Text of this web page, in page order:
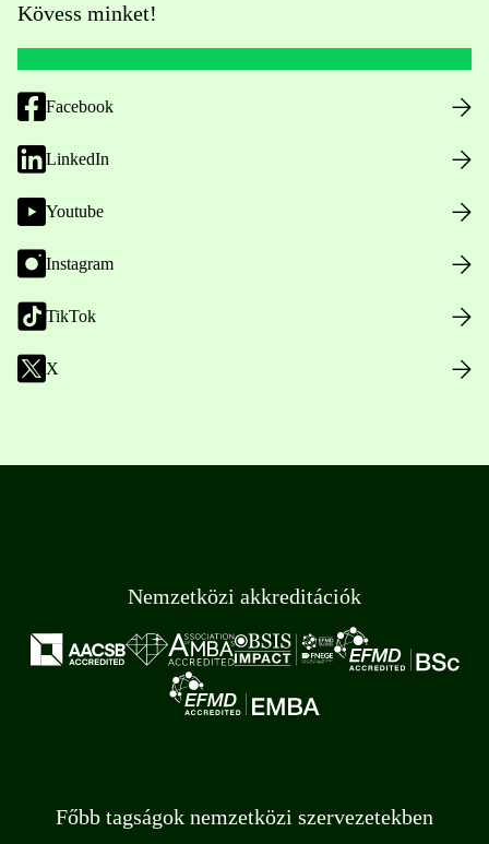
Kövess minket!
Facebook
LinkedIn
Youtube
Instagram
TikTok
X
Nemzetközi akkreditációk
Főbb tagságok nemzetközi szervezetekben